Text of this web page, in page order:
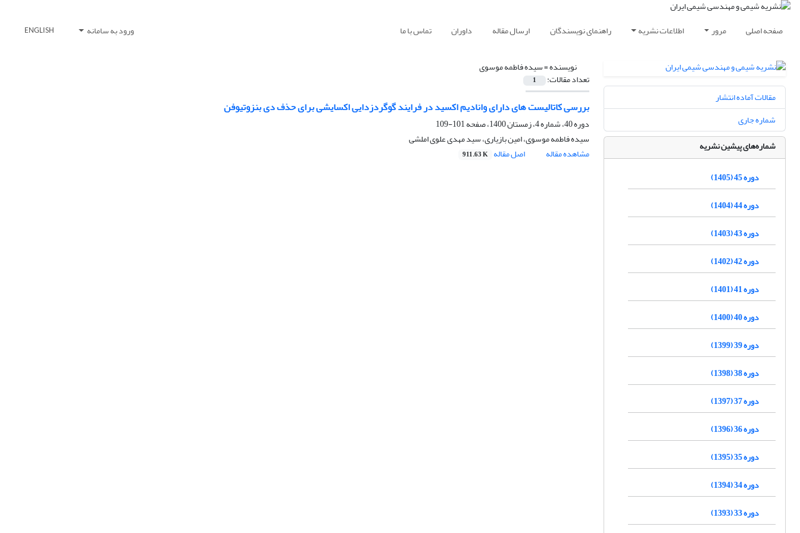
صفحه اصلی مرور اطلاعات نشریه راهنمای نویسندگان ارسال مقاله داوران تماس با ما ورود به سامانه ENGLISH
نویسنده =سیده فاطمه موسوی
تعداد مقالات: 1
بررسی کاتالیست های دارای وانادیم اکسید در فرایند گوگردزدایی اکسایشی برای حذف دی بنزوتیوفن
دوره 40، شماره 4، زمستان 1400، صفحه
101-109
سیده فاطمه موسوی، امین بازیاری، سید مهدی علوی املشی
مشاهده مقاله
اصل مقاله 911.63 K
مقالات آماده انتشار
شماره جاری
شماره‌های پیشین نشریه
دوره 45 (1405)
دوره 44 (1404)
دوره 43 (1403)
دوره 42 (1402)
دوره 41 (1401)
دوره 40 (1400)
دوره 39 (1399)
دوره 38 (1398)
دوره 37 (1397)
دوره 36 (1396)
دوره 35 (1395)
دوره 34 (1394)
دوره 33 (1393)